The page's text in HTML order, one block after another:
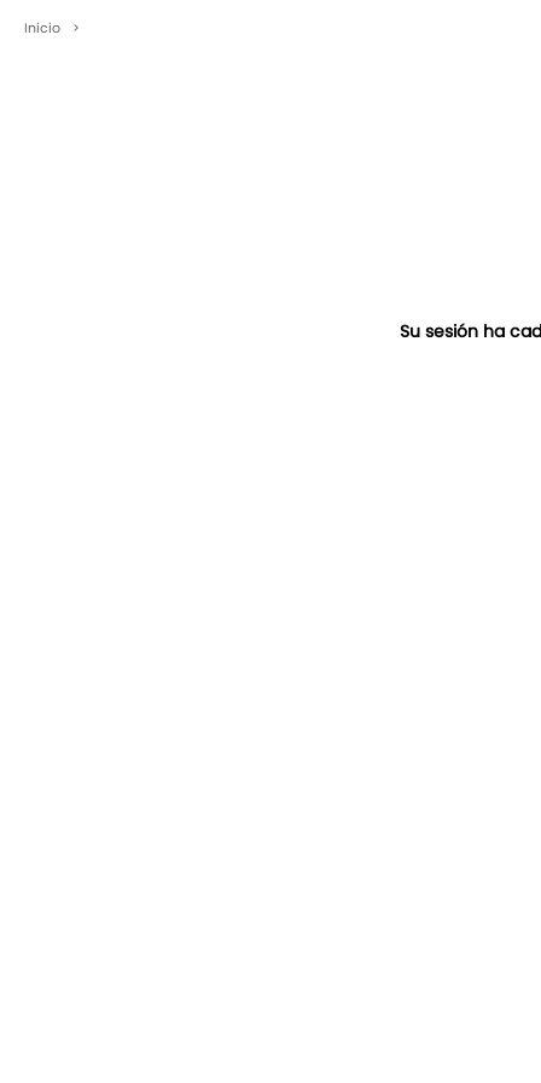
Inicio >
Su sesión ha